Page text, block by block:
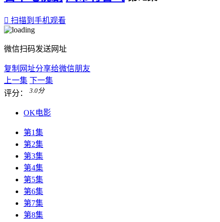
 扫描到手机观看
微信扫码发送网址
复制网址分享给微信朋友
上一集 下一集
评分：
3.0分
OK电影
第1集
第2集
第3集
第4集
第5集
第6集
第7集
第8集